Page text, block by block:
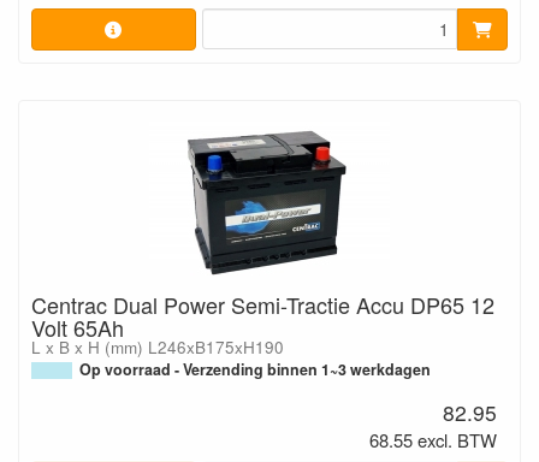
Centrac Dual Power Semi-Tractie Accu DP65 12
Volt 65Ah
L x B x H (mm) L246xB175xH190
Op voorraad - Verzending binnen 1~3 werkdagen
82.95
68.55 excl. BTW